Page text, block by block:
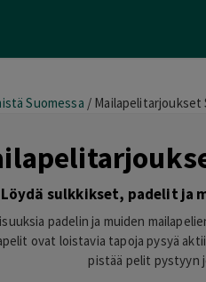
Suomessa / Mailapelitarjoukset
Löydä sulkkikset, padelit ja
padelin ja muiden
ovat loistavia tapoja pysyä
pistää pelit pystyyn